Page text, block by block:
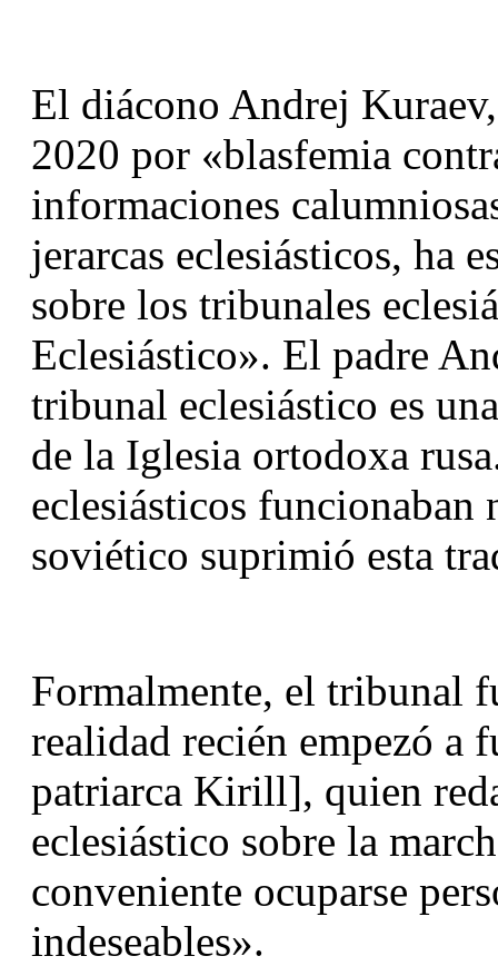
El diácono Andrej
2020 por «blasfemia
informaciones
jerarcas eclesiásticos, ha
sobre los tribunales
Eclesiástico». El padre
tribunal eclesiástico es
de la Iglesia ortodoxa
eclesiásticos funcionaban
soviético suprimió esta
Formalmente, el tribunal
realidad recién empezó a
patriarca Kirill], quien
eclesiástico sobre la
conveniente ocuparse
indeseables».